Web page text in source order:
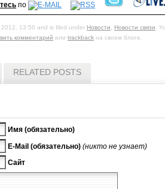
по
13:50 and is filed under Новости, Новости связи.
комментарий или trackback на своем блоге.
RELATED POSTS
Имя (обязательно)
E-Mail (обязательно) (никто не узнает)
Сайт